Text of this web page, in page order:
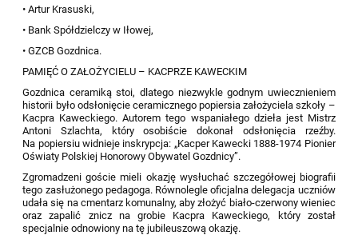
• Artur Krasuski,
• Bank Spółdzielczy w Iłowej,
• GZCB Gozdnica.
PAMIĘĆ O ZAŁOŻYCIELU – KACPRZE KAWECKIM
Gozdnica ceramiką stoi, dlatego niezwykle godnym uwiecznieniem
historii było odsłonięcie ceramicznego popiersia założyciela szkoły –
Kacpra Kaweckiego. Autorem tego wspaniałego dzieła jest Mistrz
Antoni Szlachta, który osobiście dokonał odsłonięcia rzeźby.
Na popiersiu widnieje inskrypcja: „Kacper Kawecki 1888-1974 Pionier
Oświaty Polskiej Honorowy Obywatel Gozdnicy”.
Zgromadzeni goście mieli okazję wysłuchać szczegółowej biografii
tego zasłużonego pedagoga. Równolegle oficjalna delegacja uczniów
udała się na cmentarz komunalny, aby złożyć biało-czerwony wieniec
oraz zapalić znicz na grobie Kacpra Kaweckiego, który został
specjalnie odnowiony na tę jubileuszową okazję.